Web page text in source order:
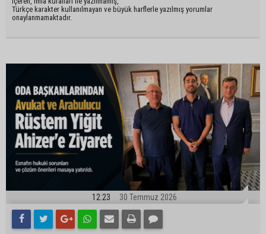
Türkçe karakter kullanılmayan ve büyük harflerle yazılmış yorumlar
onaylanmamaktadır.
12:23 30 Temmuz 2026